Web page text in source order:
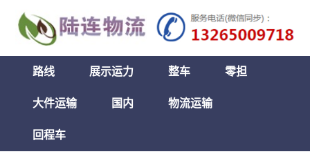
路线 展示运力 整车 零担
大件运输 国内 物流运输
回程车